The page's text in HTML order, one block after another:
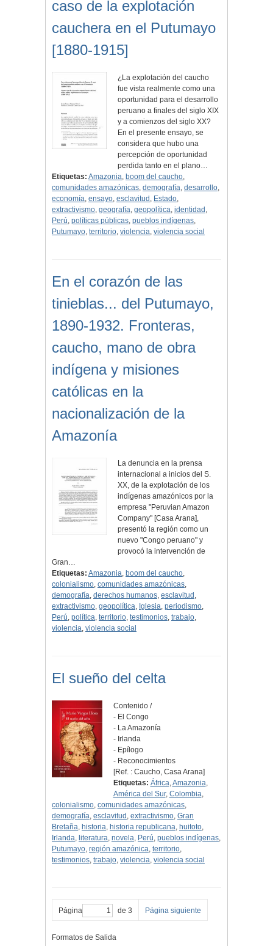
caso de la explotación
cauchera en el Putumayo
[1880-1915]
¿La explotación del caucho
fue vista realmente como una
oportunidad para el desarrollo
peruano a finales del siglo XIX
y a comienzos del siglo XX?
En el presente ensayo, se
considera que hubo una
percepción de oportunidad
perdida tanto en el plano…
Etiquetas: Amazonia, boom del caucho,
comunidades amazónicas, demografía, desarrollo,
economía, ensayo, esclavitud , Estado,
extractivismo, geografía, geopolítica, identidad ,
Perú, políticas públicas, pueblos indígenas,
Putumayo, territorio, violencia, violencia social
En el corazón de las
tinieblas... del Putumayo,
1890-1932. Fronteras,
caucho, mano de obra
indígena y misiones
católicas en la
nacionalización de la
Amazonía
La denuncia en la prensa
internacional a inicios del S.
XX, de la explotación de los
indígenas amazónicos por la
empresa "Peruvian Amazon
Company" [Casa Arana],
presentó la región como un
nuevo "Congo peruano" y
provocó la intervención de
Gran…
Etiquetas: Amazonia, boom del caucho,
colonialismo, comunidades amazónicas,
demografía, derechos humanos, esclavitud ,
extractivismo, geopolítica, Iglesia, periodismo,
Perú, política, territorio, testimonios, trabajo,
violencia, violencia social
El sueño del celta
Contenido /
- El Congo
- La Amazonía
- Irlanda
- Epílogo
- Reconocimientos
[Ref. : Caucho, Casa Arana]
Etiquetas: África,Amazonia,
América del Sur, Colombia,
colonialismo, comunidades amazónicas,
demografía, esclavitud , extractivismo, Gran
Bretaña, historia, historia republicana, huitoto,
Irlanda, literatura, novela, Perú, pueblos indígenas,
Putumayo, región amazónica, territorio,
testimonios, trabajo, violencia, violencia social
Página de 3 Página siguiente
Formatos de Salida